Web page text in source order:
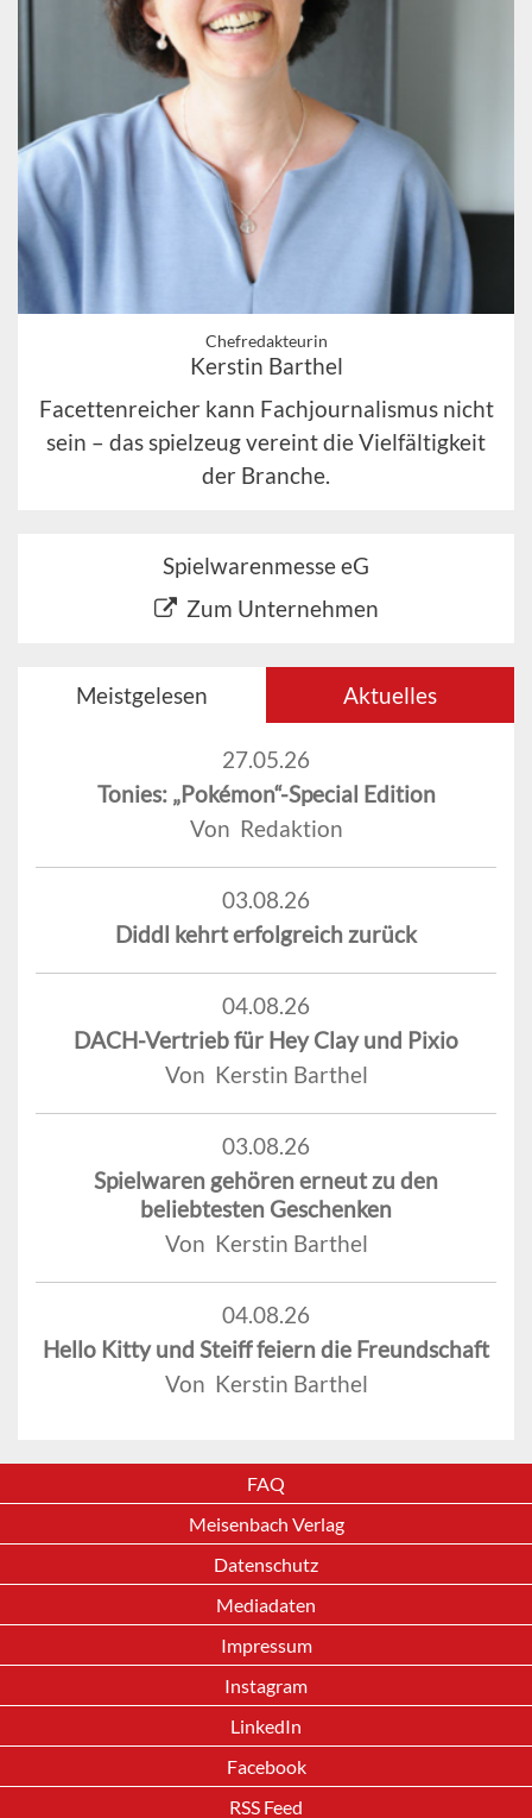
Chefredakteurin
Kerstin Barthel
Facettenreicher kann Fachjournalismus nicht
sein – das spielzeug vereint die Vielfältigkeit
der Branche.
Spielwarenmesse eG
Zum Unternehmen
Meistgelesen Aktuelles
27.05.26
Tonies: „Pokémon“-Special Edition
Von Redaktion
03.08.26
Diddl kehrt erfolgreich zurück
04.08.26
DACH-Vertrieb für Hey Clay und Pixio
Von Kerstin Barthel
03.08.26
Spielwaren gehören erneut zu den
beliebtesten Geschenken
Von Kerstin Barthel
04.08.26
Hello Kitty und Steiff feiern die Freundschaft
Von Kerstin Barthel
FAQ
Meisenbach Verlag
Datenschutz
Mediadaten
Impressum
Instagram
LinkedIn
Facebook
RSS Feed